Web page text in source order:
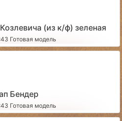
(из к/ф) зеленая
Готовая модель
Бендер
Готовая модель